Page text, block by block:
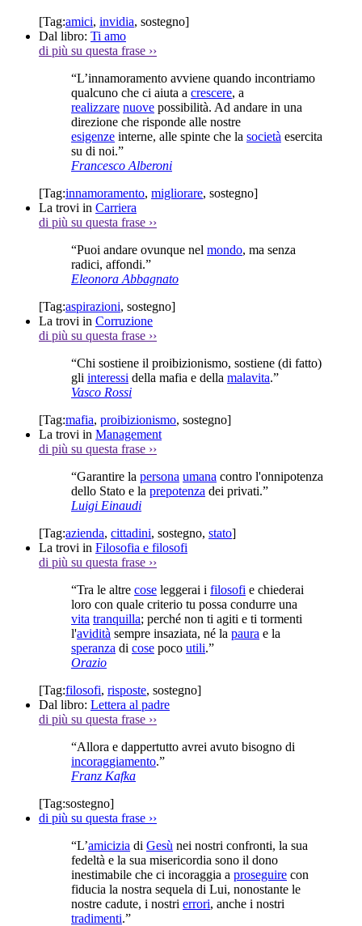
[Tag:amici, invidia, sostegno]
Dal libro: Ti amo
di più su questa frase ››
“L’innamoramento avviene quando incontriamo
qualcuno che ci aiuta a crescere, a
realizzare nuove possibilità. Ad andare in una
direzione che risponde alle nostre
esigenze interne, alle spinte che la società esercita
su di noi.”
Francesco Alberoni
[Tag:innamoramento, migliorare, sostegno]
La trovi in Carriera
di più su questa frase ››
“Puoi andare ovunque nel mondo, ma senza
radici, affondi.”
Eleonora Abbagnato
[Tag:aspirazioni, sostegno]
La trovi in Corruzione
di più su questa frase ››
“Chi sostiene il proibizionismo, sostiene (di fatto)
gli interessi della mafia e della malavita.”
Vasco Rossi
[Tag:mafia, proibizionismo, sostegno]
La trovi in Management
di più su questa frase ››
“Garantire la persona umana contro l'onnipotenza
dello Stato e la prepotenza dei privati.”
Luigi Einaudi
[Tag:azienda, cittadini, sostegno, stato]
La trovi in Filosofia e filosofi
di più su questa frase ››
“Tra le altre cose leggerai i filosofi e chiederai
loro con quale criterio tu possa condurre una
vita tranquilla; perché non ti agiti e ti tormenti
l'avidità sempre insaziata, né la paura e la
speranza di cose poco utili.”
Orazio
[Tag:filosofi, risposte, sostegno]
Dal libro: Lettera al padre
di più su questa frase ››
“Allora e dappertutto avrei avuto bisogno di
incoraggiamento.”
Franz Kafka
[Tag:sostegno]
di più su questa frase ››
“L’amicizia di Gesù nei nostri confronti, la sua
fedeltà e la sua misericordia sono il dono
inestimabile che ci incoraggia a proseguire con
fiducia la nostra sequela di Lui, nonostante le
nostre cadute, i nostri errori, anche i nostri
tradimenti.”